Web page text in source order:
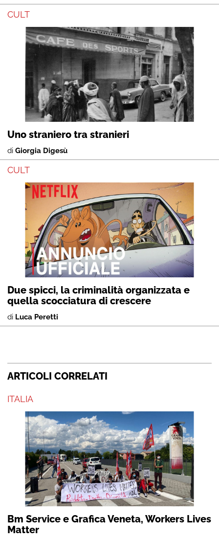
CULT
Uno straniero tra stranieri
di Giorgia Digesù
CULT
Due spicci, la criminalità organizzata e
quella scocciatura di crescere
di Luca Peretti
ARTICOLI CORRELATI
ITALIA
Bm Service e Grafica Veneta, Workers Lives
Matter